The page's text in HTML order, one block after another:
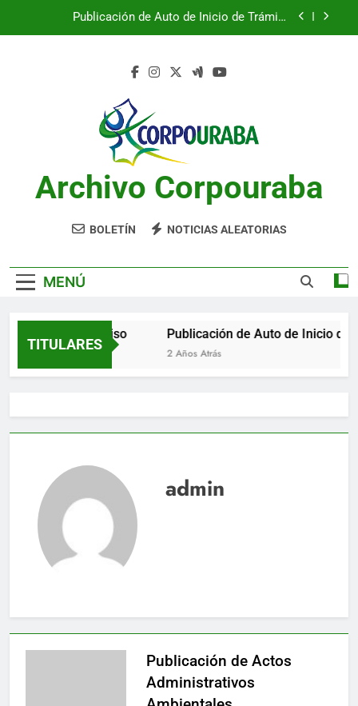
Publicación de Auto de Inicio de Trámite
Publicación de Auto de Inicio de Trámite
Ambiental
Publicación de Auto de Inicio de Trámite
CITACIONES
Archivo Corpouraba
BOLETÍN NOTICIAS ALEATORIAS
MENÚ
TITULARES
por aviso
Atrás
Publicación de Auto de Inicio de
2 Años Atrás
admin
Publicación de Actos
Administrativos